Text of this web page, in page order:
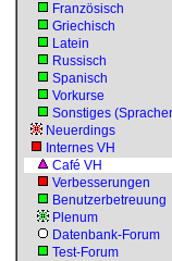
Französisch
Griechisch
Latein
Russisch
Spanisch
Vorkurse
Sonstiges
Neuerdings
Internes VH
Café VH
Verbesserungen
Benutzerbetreuung
Plenum
Datenbank-Forum
Test-Forum